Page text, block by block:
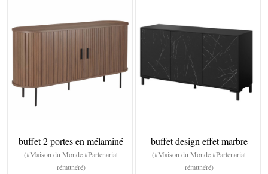
buffet 2 portes en mélaminé
(#Maison du Monde #Partenariat
rémunéré)
buffet design effet marbre
(#Maison du Monde #Partenariat
rémunéré)